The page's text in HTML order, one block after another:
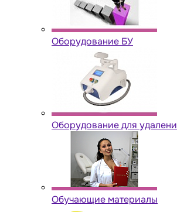
Оборудование БУ
Оборудование для
Обучающие материалы